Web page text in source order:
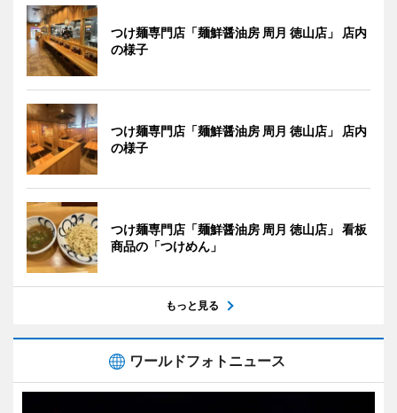
つけ麺専門店「麺鮮醤油房 周月 徳山店」 店内
の様子
つけ麺専門店「麺鮮醤油房 周月 徳山店」 店内
の様子
つけ麺専門店「麺鮮醤油房 周月 徳山店」 看板
商品の「つけめん」
もっと見る
ワールドフォトニュース